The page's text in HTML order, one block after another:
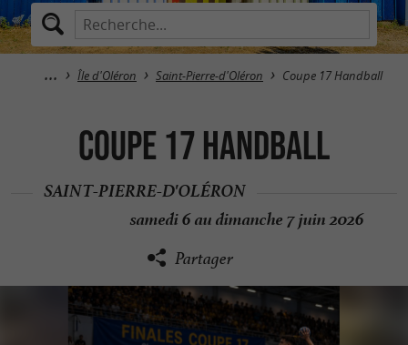
Île d'Oléron Saint-Pierre-d'Oléron Coupe 17 Handball
Coupe 17 Handball
SAINT-PIERRE-D'OLÉRON
samedi 6 au dimanche 7 juin 2026
Partager